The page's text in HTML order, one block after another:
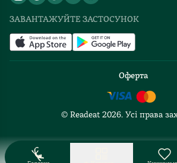
ЗАВАНТАЖУЙТЕ ЗАСТОСУНОК
Оферта
© Readeat 2026. Усі права